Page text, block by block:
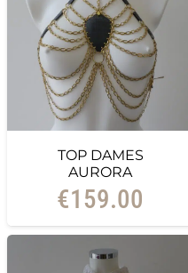
TOP DAMES
AURORA
€159.00